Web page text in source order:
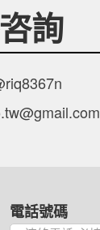
詢
電話號碼